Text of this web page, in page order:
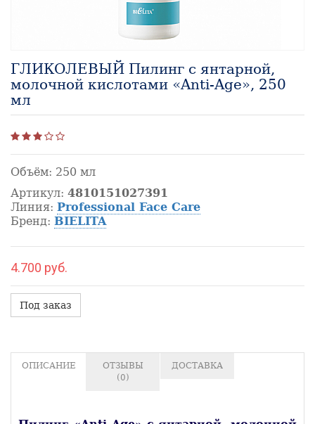
ГЛИКОЛЕВЫЙ Пилинг с янтарной,
молочной кислотами «Anti-Age», 250
мл
Объём: 250 мл
Артикул: 4810151027391
Линия: Professional Face Care
Бренд: BIELITA
4.700 руб.
Под заказ
ОПИСАНИЕ
ОТЗЫВЫ
(0)
ДОСТАВКА